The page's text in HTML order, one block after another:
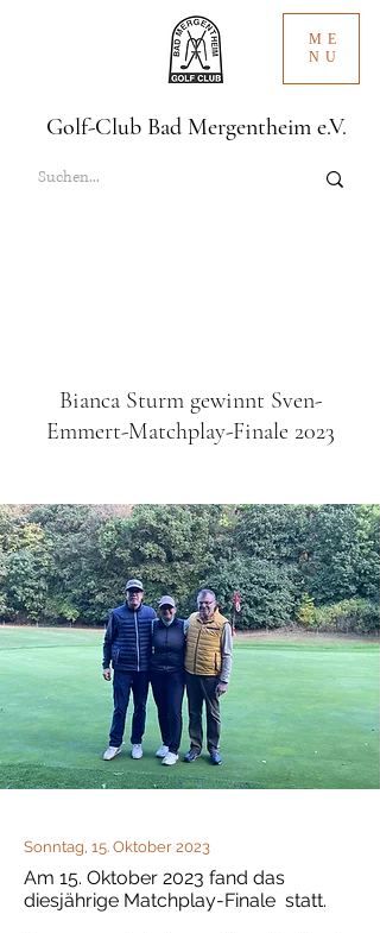
ME
NU
Golf-Club Bad Mergentheim e.V.
Bianca Sturm gewinnt Sven-
Emmert-Matchplay-Finale 2023
Sonntag, 15. Oktober 2023
Am 15. Oktober 2023 fand das
diesjährige Matchplay-Finale statt.